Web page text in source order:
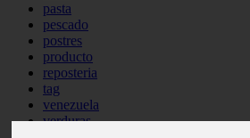
pasta
pescado
postres
producto
reposteria
tag
venezuela
verduras